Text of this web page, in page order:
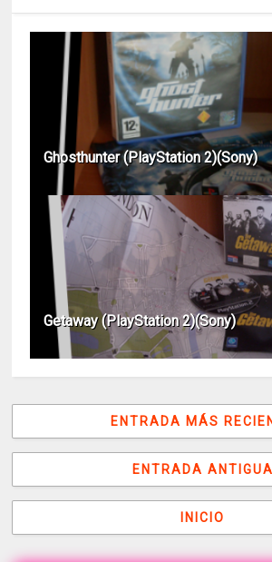
Ghosthunter (PlayStation 2)(Sony)
Getaway (PlayStation 2)(Sony)
ENTRADA MÁS
ENTRADA ANTIGUA
INICIO